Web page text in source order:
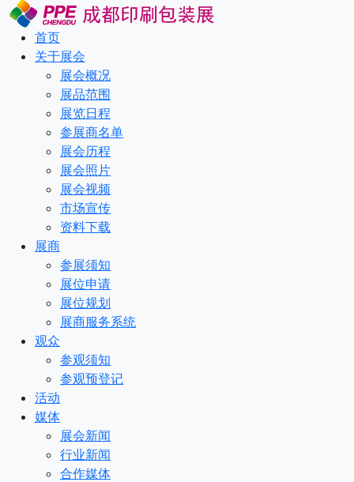
首页
关于展会
展会概况
展品范围
展览日程
参展商名单
展会历程
展会照片
展会视频
市场宣传
资料下载
展商
参展须知
展位申请
展位规划
展商服务系统
观众
参观须知
参观预登记
活动
媒体
展会新闻
行业新闻
合作媒体